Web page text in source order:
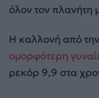
όλον τον πλανήτη
Η καλλονή από
ομορφότερη
ρεκόρ 9,9 στα